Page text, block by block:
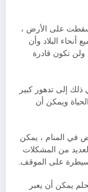
سقطت على الأرض ،
البلاد وأن
تكون قادرة
إلى تدهور كبير
ويمكن أن
في المنام ، يمكن
من المشكلات
على الموقف.
يمكن أن يعبر